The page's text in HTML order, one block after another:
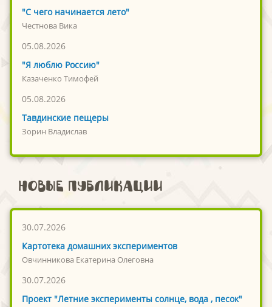
"С чего начинается лето"
Честнова Вика
05.08.2026
"Я люблю Россию"
Казаченко Тимофей
05.08.2026
Тавдинские пещеры
Зорин Владислав
Новые публикации
30.07.2026
Картотека домашних экспериментов
Овчинникова Екатерина Олеговна
30.07.2026
Проект "Летние эксперименты солнце, вода , песок"